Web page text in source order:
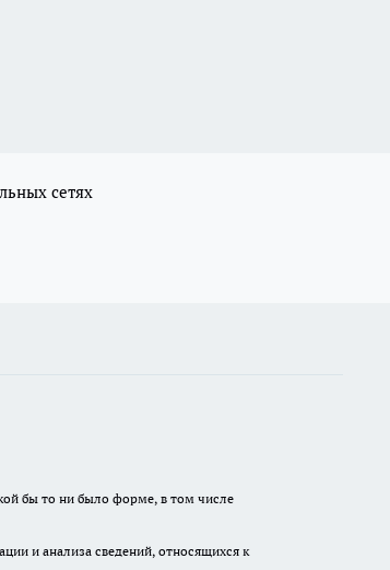
сетях
бы то ни было форме, в том числе
и анализа сведений, относящихся к